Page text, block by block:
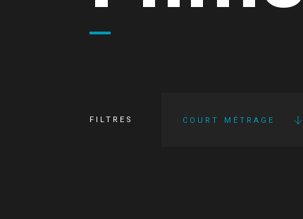
FILTRES COURT MÉTRAGE